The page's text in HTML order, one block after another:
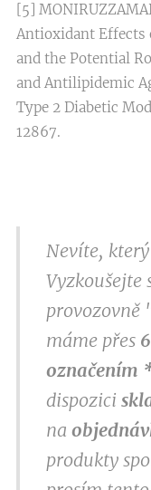
[5]
Antioxidant Effects
and the Potential
and Antilipidemic
Type 2 Diabetic
12867.
Nevíte,
Vyzkoušejte
provozovně
máme přes
označením
dispozici
na
produkty